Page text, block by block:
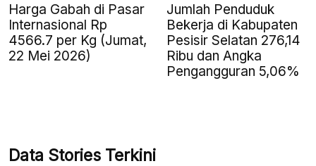
Harga Gabah di Pasar
Internasional Rp
4566.7 per Kg (Jumat,
22 Mei 2026)
Jumlah Penduduk
Bekerja di Kabupaten
Pesisir Selatan 276,14
Ribu dan Angka
Pengangguran 5,06%
Data Stories Terkini